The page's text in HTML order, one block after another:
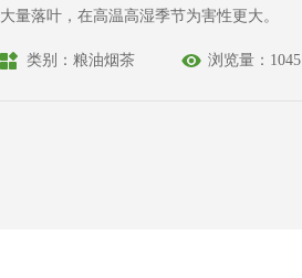
大量落叶，在高温高湿季节为害性更大。
类别：粮油烟茶 浏览量：1045